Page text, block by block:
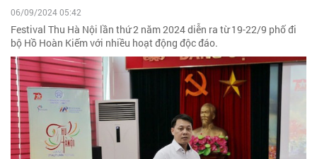
06/09/2024 05:42
Festival Thu Hà Nội lần thứ 2 năm 2024 diễn ra từ 19-22/9 phố đi
bộ Hồ Hoàn Kiếm với nhiều hoạt động độc đáo.